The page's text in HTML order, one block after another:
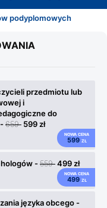
podyplomowych
przedmiotu lub
i
do
659 599 zł
NOWA CENA
599 ZŁ
-559499 zł
NOWA CENA
499 ZŁ
języka obcego -